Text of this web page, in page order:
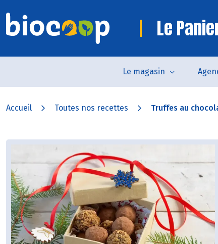
Le
Le magasin
Accueil Toutes nos recettes Truffes au